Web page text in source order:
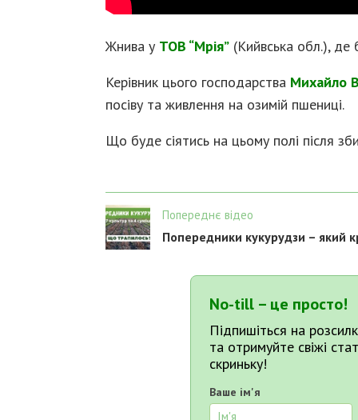
Жнива у ТОВ “Мрія” (Кийвська обл.), де
Керівник цього господарства Михайло
посіву та живлення на озимій пшениці.
Що буде сіятись на цьому полі після
Попереднє відео
Попередники кукурудзи – який
No-till – це просто!
Підпишіться на
та отримуйте свіжі
скриньку!
Ваше ім'я